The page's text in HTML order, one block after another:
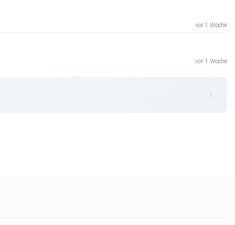
vor 1 Woche
vor 1 Woche